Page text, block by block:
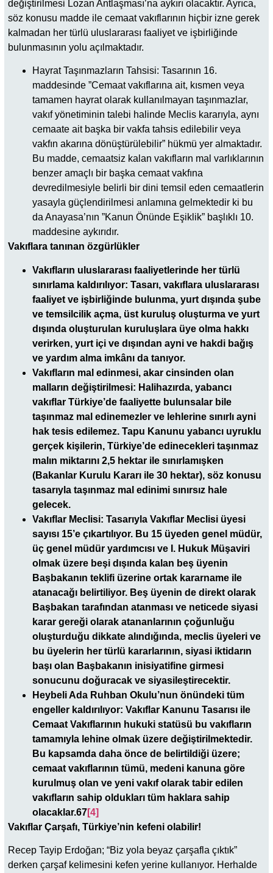
değiştirilmesi Lozan Antlaşması’na aykırı olacaktır. Ayrıca,
söz konusu madde ile cemaat vakıflarının hiçbir izne gerek
kalmadan her türlü uluslararası faaliyet ve işbirliğinde
bulunmasının yolu açılmaktadır.
Hayrat Taşınmazların Tahsisi: Tasarının 16.
maddesinde ”Cemaat vakıflarına ait, kısmen veya
tamamen hayrat olarak kullanılmayan taşınmazlar,
vakıf yönetiminin talebi halinde Meclis kararıyla, aynı
cemaate ait başka bir vakfa tahsis edilebilir veya
vakfın akarına dönüştürülebilir” hükmü yer almaktadır.
Bu madde, cemaatsiz kalan vakıfların mal varlıklarının
benzer amaçlı bir başka cemaat vakfına
devredilmesiyle belirli bir dini temsil eden cemaatlerin
yasayla güçlendirilmesi anlamına gelmektedir ki bu
da Anayasa’nın ”Kanun Önünde Eşiklik” başlıklı 10.
maddesine aykırıdır.
Vakıflara tanınan özgürlükler
Vakıfların uluslararası faaliyetlerinde her türlü
sınırlama kaldırılıyor: Tasarı, vakıflara uluslararası
faaliyet ve işbirliğinde bulunma, yurt dışında şube
ve temsilcilik açma, üst kuruluş oluşturma ve yurt
dışında oluşturulan kuruluşlara üye olma hakkı
verirken, yurt içi ve dışından ayni ve hakdi bağış
ve yardım alma imkânı da tanıyor.
Vakıfların mal edinmesi, akar cinsinden olan
malların değiştirilmesi: Halihazırda, yabancı
vakıflar Türkiye’de faaliyette bulunsalar bile
taşınmaz mal edinemezler ve lehlerine sınırlı ayni
hak tesis edilemez. Tapu Kanunu yabancı uyruklu
gerçek kişilerin, Türkiye’de edinecekleri taşınmaz
malın miktarını 2,5 hektar ile sınırlamışken
(Bakanlar Kurulu Kararı ile 30 hektar), söz konusu
tasarıyla taşınmaz mal edinimi sınırsız hale
gelecek.
Vakıflar Meclisi: Tasarıyla Vakıflar Meclisi üyesi
sayısı 15’e çıkartılıyor. Bu 15 üyeden genel müdür,
üç genel müdür yardımcısı ve I. Hukuk Müşaviri
olmak üzere beşi dışında kalan beş üyenin
Başbakanın teklifi üzerine ortak kararname ile
atanacağı belirtiliyor. Beş üyenin de direkt olarak
Başbakan tarafından atanması ve neticede siyasi
karar gereği olarak atananlarının çoğunluğu
oluşturduğu dikkate alındığında, meclis üyeleri ve
bu üyelerin her türlü kararlarının, siyasi iktidarın
başı olan Başbakanın inisiyatifine girmesi
sonucunu doğuracak ve siyasileştirecektir.
Heybeli Ada Ruhban Okulu’nun önündeki tüm
engeller kaldırılıyor: Vakıflar Kanunu Tasarısı ile
Cemaat Vakıflarının hukuki statüsü bu vakıfların
tamamıyla lehine olmak üzere değiştirilmektedir.
Bu kapsamda daha önce de belirtildiği üzere;
cemaat vakıflarının tümü, medeni kanuna göre
kurulmuş olan ve yeni vakıf olarak tabir edilen
vakıfların sahip oldukları tüm haklara sahip
olacaklar.67[4]
Vakıflar Çarşafı, Türkiye’nin kefeni olabilir!
Recep Tayip Erdoğan; “Biz yola beyaz çarşafla çıktık”
derken çarşaf kelimesini kefen yerine kullanıyor. Herhalde